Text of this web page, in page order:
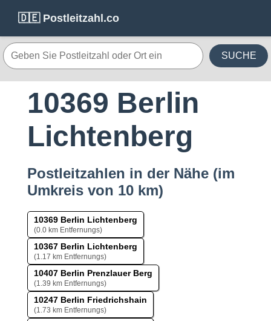
🇩🇪 Postleitzahl.co
SUCHE
10369 Berlin
Lichtenberg
Postleitzahlen in der Nähe (im
Umkreis von 10 km)
10369 Berlin Lichtenberg
(0.0 km Entfernungs)
10367 Berlin Lichtenberg
(1.17 km Entfernungs)
10407 Berlin Prenzlauer Berg
(1.39 km Entfernungs)
10247 Berlin Friedrichshain
(1.73 km Entfernungs)